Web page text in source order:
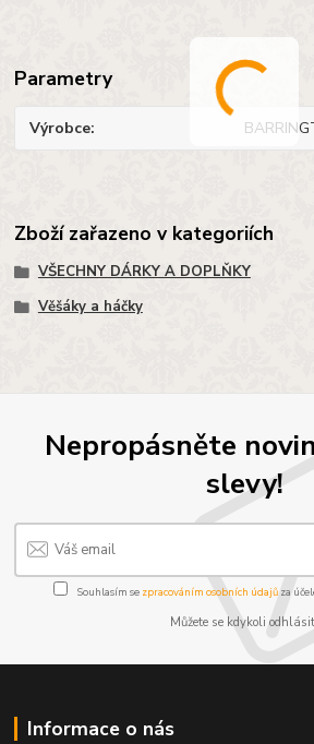
Parametry
Výrobce
Zboží zařazeno v kategoriích
VŠECHNY DÁRKY A DOPLŇKY
Věšáky a háčky
Nepropásněte
slevy!
Souhlasím se zpracováním osobních údajůza
Můžete se kdykoli
Informace o nás